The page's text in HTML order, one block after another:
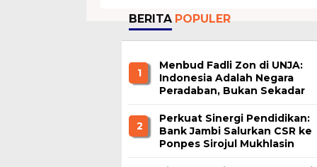
BERITA POPULER
1
Menbud Fadli Zon di UNJA:
Indonesia Adalah Negara
Peradaban, Bukan Sekadar
2
Perkuat Sinergi Pendidikan:
Bank Jambi Salurkan CSR ke
Ponpes Sirojul Mukhlasin